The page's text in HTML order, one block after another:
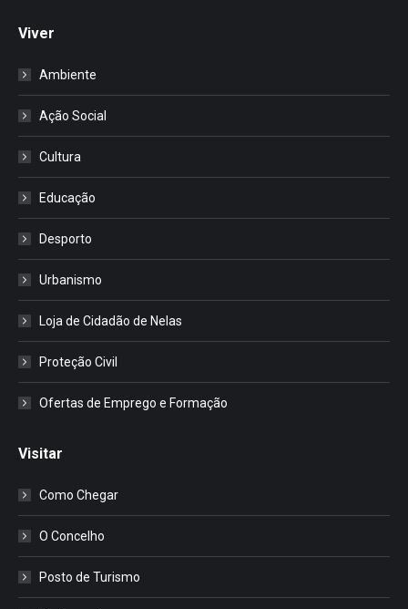
Viver
Ambiente
Ação Social
Cultura
Educação
Desporto
Urbanismo
Loja de Cidadão de Nelas
Proteção Civil
Ofertas de Emprego e Formação
Visitar
Como Chegar
O Concelho
Posto de Turismo